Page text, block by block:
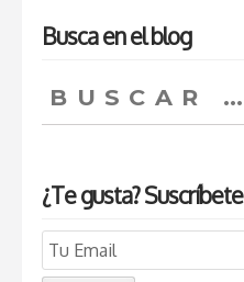
Busca en el blog
¿Te gusta? Suscríbete
Email
Subscription